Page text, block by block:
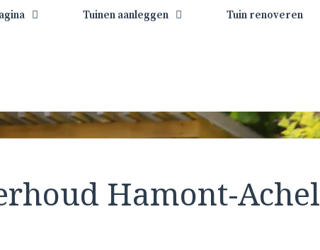
Tuinen aanleggen Tuin renoveren
Hamont-Achel